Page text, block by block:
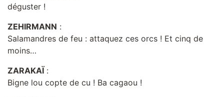
déguster !
ZEHIRMANN :
Salamandres de feu : attaquez ces orcs ! Et cinq de
moins…
ZARAKAÏ :
Bigne lou copte de cu ! Ba cagaou !